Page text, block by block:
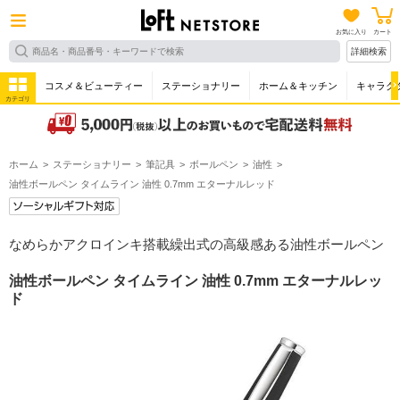
お気に入り カート
詳細検索
カテゴリ
コスメ＆ビューティー ステーショナリー ホーム＆キッチン キャラク
ホーム ステーショナリー 筆記具 ボールペン
油性
油性ボールペン タイムライン 油性 0.7mm エターナルレッド
なめらかアクロインキ搭載繰出式の高級感ある油性ボールペン
油性ボールペン タイムライン 油性 0.7mm エターナルレッ
ド